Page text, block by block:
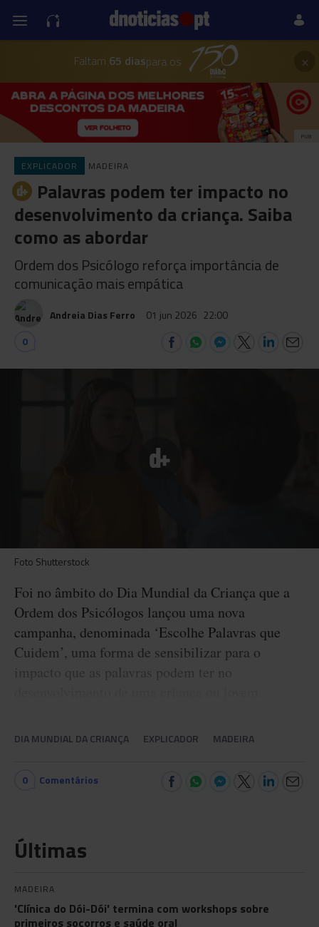
Faltam 65 diaspara os ×
PUB
EXPLICADOR MADEIRA
Palavras podem ter impacto no
desenvolvimento da criança. Saiba
como as abordar
Ordem dos Psicólogo reforça importância de
comunicação mais empática
Andreia Dias Ferro 01 jun 2026 22:00
0
Foto Shutterstock
Foi no âmbito do Dia Mundial da Criança que a
Ordem dos Psicólogos lançou uma nova
campanha, denominada ‘Escolhe Palavras que
Cuidem’, uma forma de sensibilizar para o
impacto que as palavras podem ter no
DIA MUNDIAL DA CRIANÇA EXPLICADOR MADEIRA
0 Comentários
Últimas
MADEIRA
'Clínica do Dói-Dói' termina com workshops sobre
primeiros socorros e saúde oral